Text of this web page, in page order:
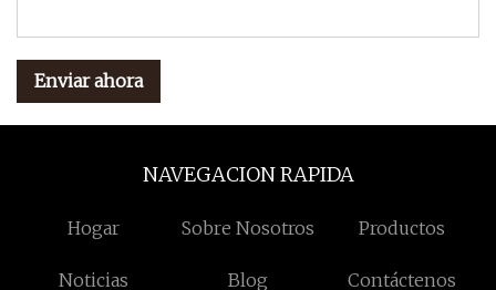
Enviar ahora
NAVEGACION RAPIDA
Hogar Sobre Nosotros Productos
Noticias Blog Contáctenos